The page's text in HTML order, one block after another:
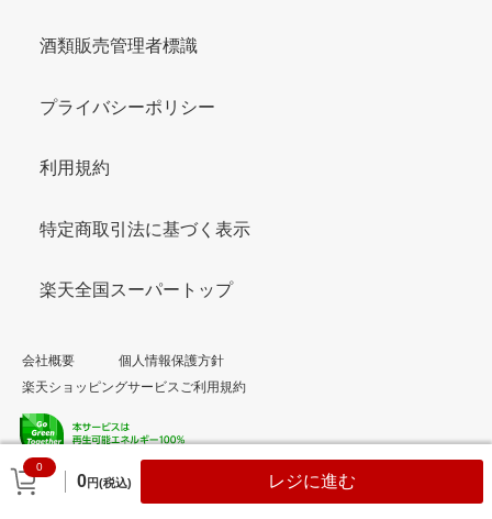
0
0円(税込) レジに進む
酒類販売管理者標識
プライバシーポリシー
利用規約
特定商取引法に基づく表示
楽天全国スーパートップ
会社概要
個人情報保護方針
楽天ショッピングサービスご利用規約
© Rakuten Group, Inc.